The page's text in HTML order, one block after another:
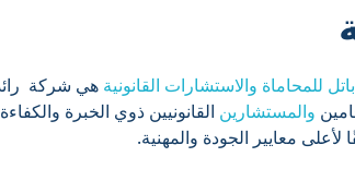
للمحاماة والاستشارات القانونية هي شركة
والمستشارين القانونيين ذوي الخبرة
لأعلى معايير الجودة والمهنية.